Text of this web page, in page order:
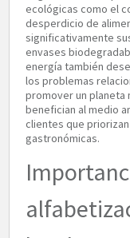
ecológicas como el
desperdicio de
significativamente
envases
energía también
los problemas
promover un planeta
benefician al medio
clientes que
gastronómicas.